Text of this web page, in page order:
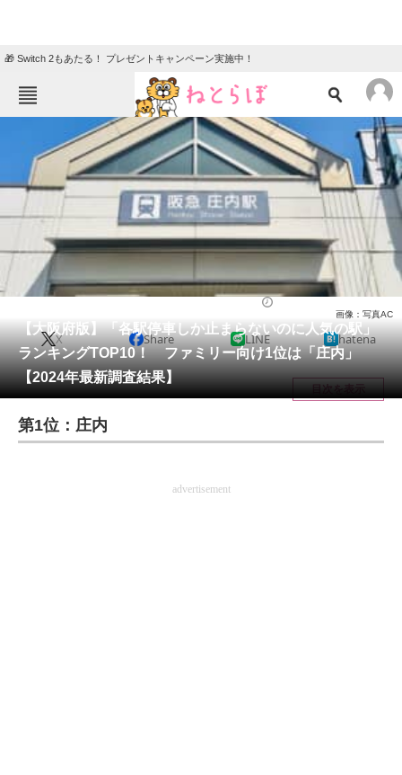
🎁 Switch 2もあたる！ プレゼントキャンペーン実施中！
ねとらぼメニュー
ニュース
エンタメ クイズ
グルメ 地域
住まい 教育・育児
動物 リサーチ
会員記事
メディア
注目記事を集めた総合ページ
ITの今と未来を見通す
【大阪府版】「各駅停車しか止まらないのに人気の駅」
ランキングTOP10！ ファミリー向け1位は「庄内」
【2024年最新調査結果】
画像：写真AC
X Share LINE hatena
目次を表示
第1位：庄内
advertisement